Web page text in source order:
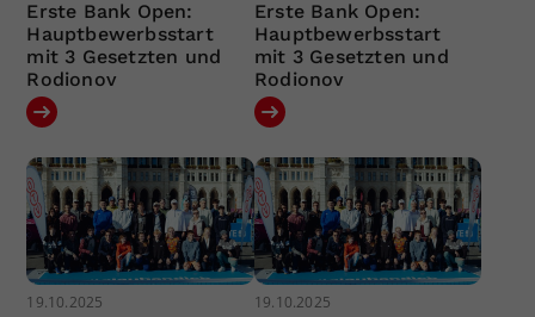
Erste Bank Open:
Hauptbewerbsstart
mit 3 Gesetzten und
Rodionov
Erste Bank Open:
Hauptbewerbsstart
mit 3 Gesetzten und
Rodionov
19.10.2025 19.10.2025